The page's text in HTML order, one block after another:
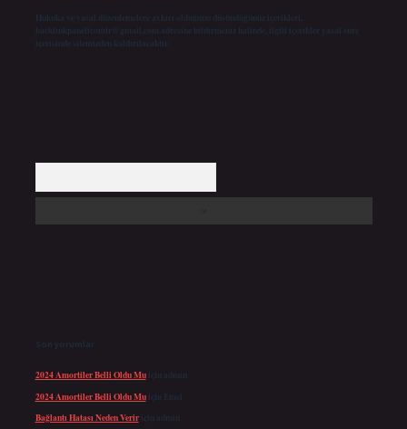
Hukuka ve yasal düzenlemelere aykırı olduğunu düşündüğünüz içerikleri,
backlinkpanelicomtr@gmail.com adresine bildirmeniz halinde, ilgili içerikler yasal süre
içerisinde sitemizden kaldırılacaktır.
Son yorumlar
2024 Amortiler Belli Oldu Muiçin admin
2024 Amortiler Belli Oldu Muiçin Emel
Bağlantı Hatası Neden Veririçin admin